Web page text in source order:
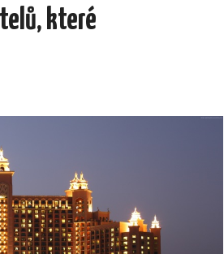
které